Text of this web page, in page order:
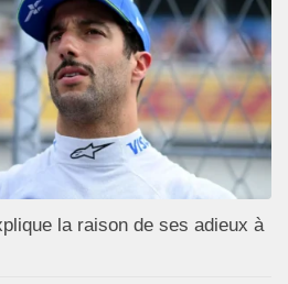
la raison de ses adieux à